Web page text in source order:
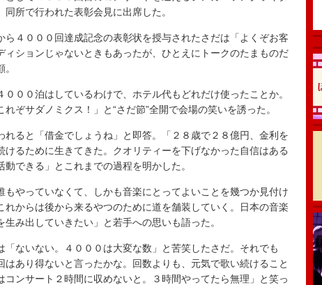
所で行われた表彰会見に出席した。
４０００回達成記念の表彰状を授与されたさだは「よくぞお客
ィションじゃないときもあったが、ひとえにトークのたまものだ
００泊はしているわけで、ホテル代もどれだけ使ったことか。
ぞサダノミクス！」と“さだ節”全開で会場の笑いを誘った。
ると「借金でしょうね」と即答。「２８歳で２８億円、金利を
けるために生きてきた。クオリティーを下げなかった自信はある
できる」とこれまでの過程を明かした。
やっていなくて、しかも音楽にとってよいことを幾つか見付け
れからは後から来るやつのために道を舗装していく。日本の音楽
み出していきたい」と若手への思いも語った。
ないない。４０００は大変な数」と苦笑したさだ。それでも
はあり得ないと言ったかな。回数よりも、元気で歌い続けること
コンサート２時間に収めないと。３時間やってたら無理」と笑っ